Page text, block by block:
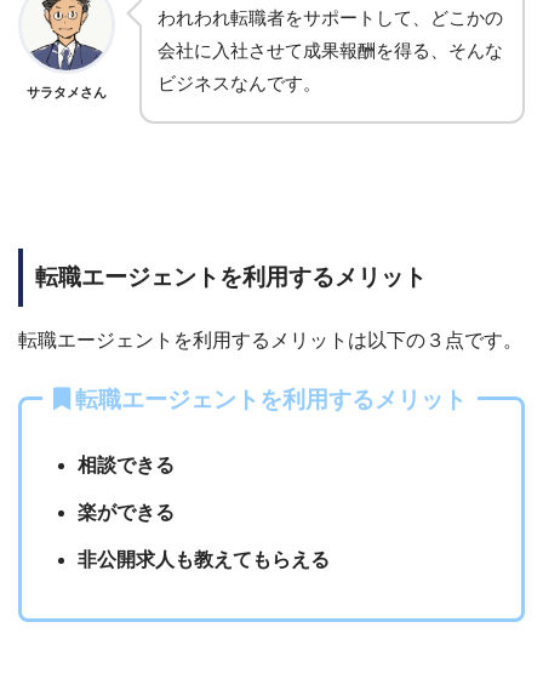
サラタメさん
われわれ転職者をサポートして、
どこかの
会社に入社させて成果報酬を得る、そんな
ビジネスなんです。
転職エージェントを利用するメリット
転職エージェントを利用するメリットは以下の３点です。
転職エージェントを利用するメリット
相談できる
楽ができる
非公開求人も教えてもらえる